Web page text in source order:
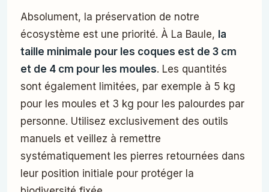
Absolument, la préservation de notre
écosystème est une priorité. À La Baule, la
taille minimale pour les coques est de 3 cm
et de 4 cm pour les moules. Les quantités
sont également limitées, par exemple à 5 kg
pour les moules et 3 kg pour les palourdes par
personne. Utilisez exclusivement des outils
manuels et veillez à remettre
systématiquement les pierres retournées dans
leur position initiale pour protéger la